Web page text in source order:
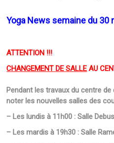
Yoga News semaine du 30
ATTENTION !!!
CHANGEMENT DE SALLE AU
Pendant les travaux du centre
noter les nouvelles salles des
– Les lundis à 11h00 : Salle
– Les mardis à 19h30 : Salle